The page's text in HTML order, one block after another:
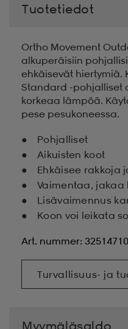
Tuotetiedot
Ortho Movement
alkuperäisiin
ehkäisevät hiertymiä.
Standard -pohjalliset
korkeaa lämpöä.
pese pesukoneessa.
Pohjalliset
Aikuisten koot
Ehkäisee rakkoja
Vaimentaa, jakaa
Lisävaimennus
Koon voi leikata
Art. nummer:
Turvallisuus- ja
Myymäläsaldo